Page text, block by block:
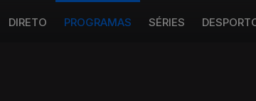
DIRETO PROGRAMAS SÉRIES